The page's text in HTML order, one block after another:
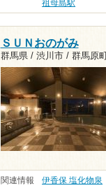
祖母島駅
ＳＵＮおのがみ
群馬県 / 渋川市 / 群馬原
関連情報 伊香保 塩化物泉